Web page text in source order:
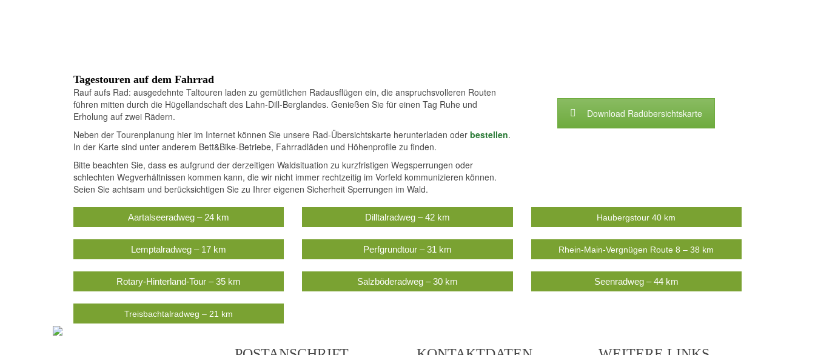
Tagestouren auf dem Fahrrad
Rauf aufs Rad: ausgedehnte Taltouren laden zu gemütlichen Radausflügen ein, die anspruchsvolleren Routen
führen mitten durch die Hügellandschaft des Lahn-Dill-Berglandes. Genießen Sie für einen Tag Ruhe und
Erholung auf zwei Rädern.
Neben der Tourenplanung hier im Internet können Sie unsere Rad-Übersichtskarte herunterladen oder bestellen.
In der Karte sind unter anderem Bett&Bike-Betriebe, Fahrradläden und Höhenprofile zu finden.
Bitte beachten Sie, dass es aufgrund der derzeitigen Waldsituation zu kurzfristigen Wegsperrungen oder
schlechten Wegverhältnissen kommen kann, die wir nicht immer rechtzeitig im Vorfeld kommunizieren können.
Seien Sie achtsam und berücksichtigen Sie zu Ihrer eigenen Sicherheit Sperrungen im Wald.
Download Radübersichtskarte
Aartalseeradweg – 24 km Dilltalradweg – 42 km Haubergstour 40 km
Lemptalradweg – 17 km Perfgrundtour – 31 km Rhein-Main-Vergnügen Route 8 – 38 km
Rotary-Hinterland-Tour – 35 km Salzböderadweg – 30 km Seenradweg – 44 km
Treisbachtalradweg – 21 km